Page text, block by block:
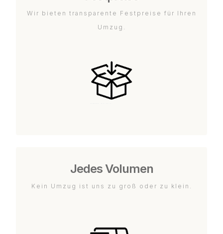
Wir bieten transparente Festpreise für Ihren
Umzug.
Jedes Volumen
Kein Umzug ist uns zu groß oder zu klein.